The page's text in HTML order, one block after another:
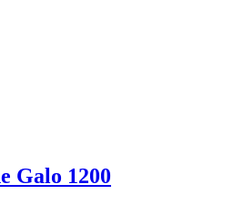
Galo 1200